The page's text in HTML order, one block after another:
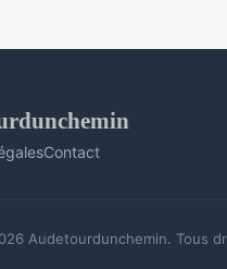
Contact
Audetourdunchemin. Tous